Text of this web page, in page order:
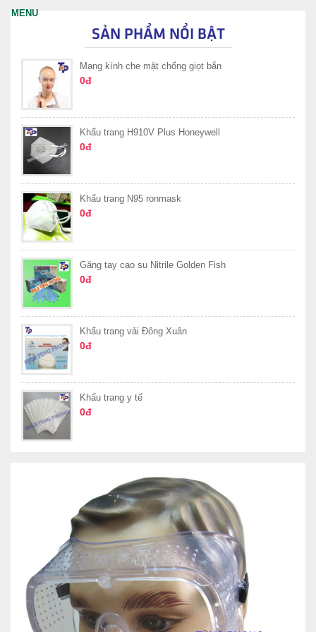
SẢN PHẨM NỔI BẬT
Mạng kính che mặt chống giọt bắn
0đ
Khẩu trang H910V Plus Honeywell
0đ
Khẩu trang N95 ronmask
0đ
Găng tay cao su Nitrile Golden Fish
0đ
Khẩu trang vải Đông Xuân
0đ
Khẩu trang y tế
0đ